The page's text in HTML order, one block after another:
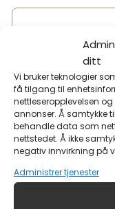
ditt
Vi bruker teknologier
få tilgang til
nettleseropplevelsen
annonser. Å samtykke
behandle data som
nettstedet. Å ikke
negativ innvirkning på
Administrer tjenester
Din e-postadresse?
Melding